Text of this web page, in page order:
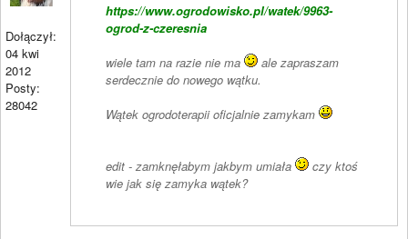
Dołączył:
04 kwi
2012
Posty:
28042
https://www.ogrodowisko.pl/watek/9963-
ogrod-z-czeresnia
wiele tam na razie nie ma
ale zapraszam
serdecznie do nowego wątku.
Wątek ogrodoterapii oficjalnie zamykam
edit - zamknęłabym jakbym umiała
czy ktoś
wie jak się zamyka wątek?